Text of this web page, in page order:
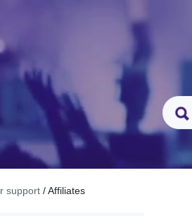
support / Affiliates